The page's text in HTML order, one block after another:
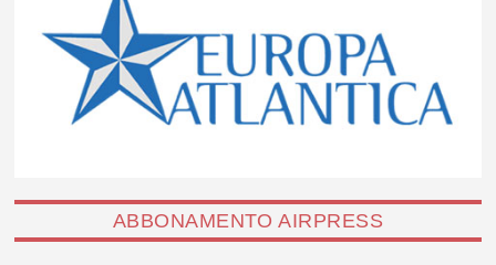
ABBONAMENTO AIRPRESS